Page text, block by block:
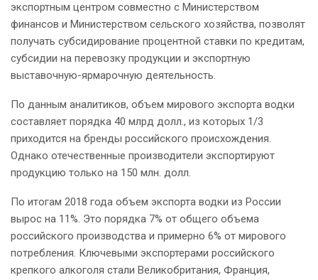
экспортным центром совместно с Министерством
финансов и Министерством сельского хозяйства, позволят
получать субсидирование процентной ставки по кредитам,
субсидии на перевозку продукции и экспортную
выставочную-ярмарочную деятельность.
По данным аналитиков, объем мирового экспорта водки
составляет порядка 40 млрд долл., из которых 1/3
приходится на бренды российского происхождения.
Однако отечественные производители экспортируют
продукцию только на 150 млн. долл.
По итогам 2018 года объем экспорта водки из России
вырос на 11%. Это порядка 7% от общего объема
российского производства и примерно 6% от мирового
потребления. Ключевыми экспортерами российского
крепкого алкоголя стали Великобритания, Франция,